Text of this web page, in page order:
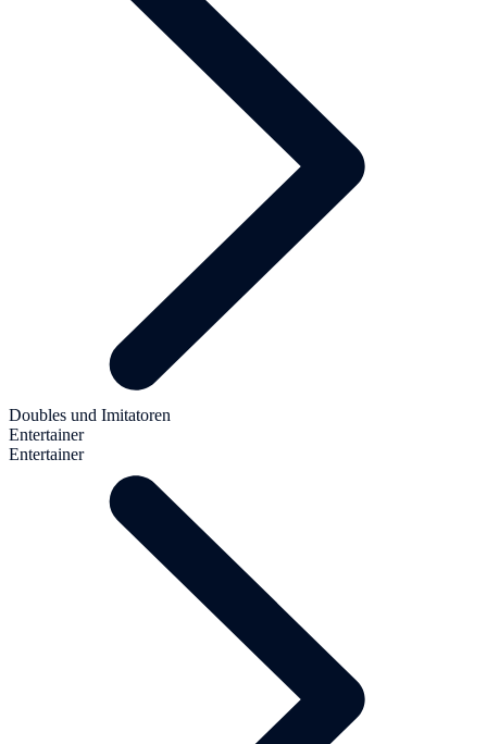
Doubles und Imitatoren
Entertainer
Entertainer